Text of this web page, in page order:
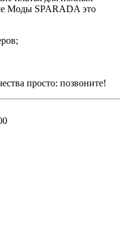
Моды SPARADA это
просто: позвоните!